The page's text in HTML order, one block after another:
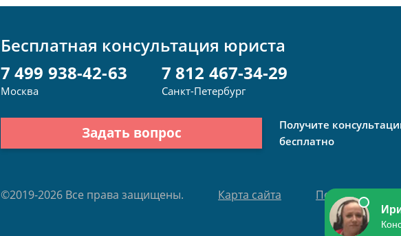
Бесплатная консультация юриста
7 499 938-42-63
Москва
7 812 467-34-29
Санкт-Петербург
Задать вопрос
Получите
бесплатно
©2019-2026 Все права защищены. Карта сайта Политика